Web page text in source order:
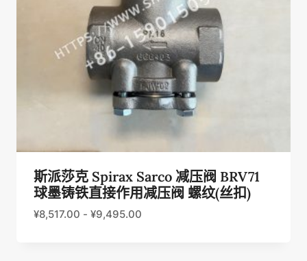
斯派莎克 Spirax Sarco 减压阀 BRV71
球墨铸铁直接作用减压阀 螺纹(丝扣)
¥8,517.00 - ¥9,495.00